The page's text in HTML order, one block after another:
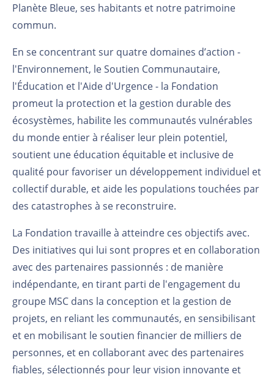
Planète Bleue, ses habitants et notre patrimoine
commun.
En se concentrant sur quatre domaines d’action -
l'Environnement, le Soutien Communautaire,
l'Éducation et l'Aide d'Urgence - la Fondation
promeut la protection et la gestion durable des
écosystèmes, habilite les communautés vulnérables
du monde entier à réaliser leur plein potentiel,
soutient une éducation équitable et inclusive de
qualité pour favoriser un développement individuel et
collectif durable, et aide les populations touchées par
des catastrophes à se reconstruire.
La Fondation travaille à atteindre ces objectifs avec.
Des initiatives qui lui sont propres et en collaboration
avec des partenaires passionnés : de manière
indépendante, en tirant parti de l'engagement du
groupe MSC dans la conception et la gestion de
projets, en reliant les communautés, en sensibilisant
et en mobilisant le soutien financier de milliers de
personnes, et en collaborant avec des partenaires
fiables, sélectionnés pour leur vision innovante et